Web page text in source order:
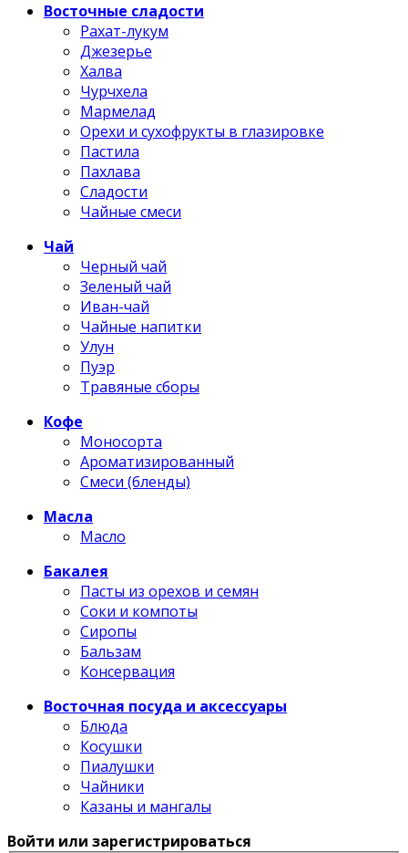
Восточные сладости
Рахат-лукум
Джезерье
Халва
Чурчхела
Мармелад
Орехи и сухофрукты в глазировке
Пастила
Пахлава
Сладости
Чайные смеси
Чай
Черный чай
Зеленый чай
Иван-чай
Чайные напитки
Улун
Пуэр
Травяные сборы
Кофе
Моносорта
Ароматизированный
Смеси (бленды)
Масла
Масло
Бакалея
Пасты из орехов и семян
Соки и компоты
Сиропы
Бальзам
Консервация
Восточная посуда и аксессуары
Блюда
Косушки
Пиалушки
Чайники
Казаны и мангалы
Войти или зарегистрироваться